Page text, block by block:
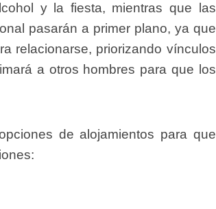
y la fiesta, mientras que las
pasarán a primer plano, ya que
relacionarse, priorizando vínculos
a otros hombres para que los
de alojamientos para que